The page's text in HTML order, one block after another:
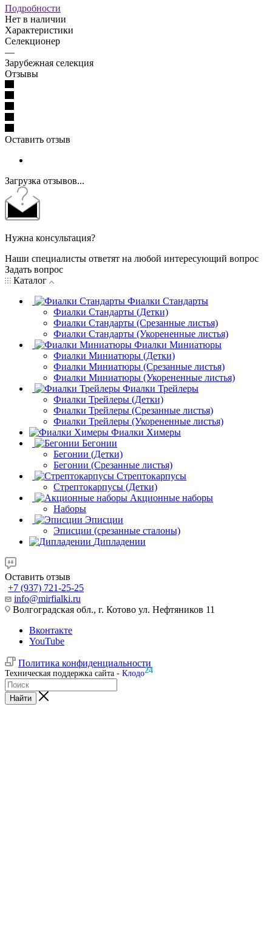
Подробности
Нет в наличии
Характеристики
Селекционер
—
Зарубежная селекция
Отзывы
Оставить отзыв
Загрузка отзывов...
Нужна консультация?
Наши специалисты ответят на любой интересующий вопрос
Задать вопрос
Каталог
Фиалки Стандарты
Фиалки Стандарты (Детки)
Фиалки Стандарты (Срезанные листья)
Фиалки Стандарты (Укорененные листья)
Фиалки Миниатюры
Фиалки Миниатюры (Детки)
Фиалки Миниатюры (Срезанные листья)
Фиалки Миниатюры (Укорененные листья)
Фиалки Трейлеры
Фиалки Трейлеры (Детки)
Фиалки Трейлеры (Срезанные листья)
Фиалки Трейлеры (Укорененные листья)
Фиалки Химеры
Бегонии
Бегонии (Детки)
Бегонии (Срезанные листья)
Стрептокарпусы
Стрептокарпусы (Детки)
Акционные наборы
Наборы
Эписции
Эписции (срезанные сталоны)
Дипладении
Оставить отзыв
+7 (937) 721-25-25
info@mirfialki.ru
Волгоградская обл., г. Котово ул. Нефтяников 11
Вконтакте
YouTube
Политика конфиденциальности
Техническая поддержка сайта - Клодо24
Найти